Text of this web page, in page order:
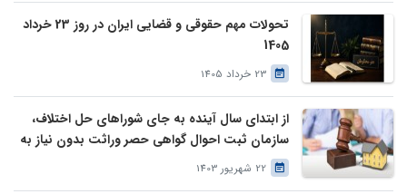
تحولات مهم حقوقی و قضایی ایران در روز 23 خرداد
1405
23 خرداد 1405
از ابتدای سال آینده به جای شوراهای حل اختلاف،
سازمان ثبت احوال گواهی حصر وراثت بدون نیاز به
درخواست وراث صادر خواهد کرد
22 شهریور 1403